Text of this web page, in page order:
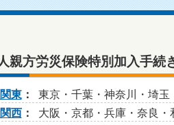
親方労災保険特別加入手続
関東
東京・千葉・神奈川・埼
関西
大阪・京都・兵庫・奈良・